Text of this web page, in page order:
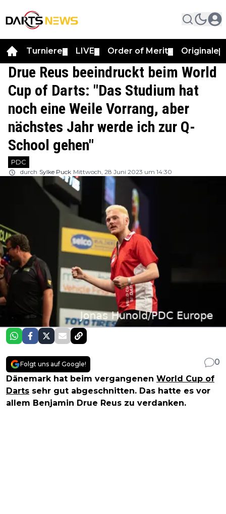
Turniere LIVE Order of Merit Originale
Drue Reus beeindruckt beim World
Cup of Darts: "Das Studium hat
noch eine Weile Vorrang, aber
nächstes Jahr werde ich zur Q-
School gehen"
PDC
durch Sylke Puck Mittwoch, 28 Juni 2023 um 14:30
Folgt uns auf Google!
0
Dänemark hat beim vergangenen World Cup of
Darts sehr gut abgeschnitten. Das hatte es vor
allem Benjamin Drue Reus zu verdanken.